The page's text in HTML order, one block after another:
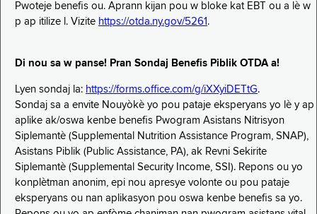
Pwoteje benefis ou. Aprann kijan pou w bloke kat EBT ou a lè w
p ap itilize l. Vizite https://otda.ny.gov/5261 .
Di nou sa w panse! Pran Sondaj Benefis Piblik OTDA a!
Lyen sondaj la: https://forms.office.com/g/iXXyiDETtG.
Sondaj sa a envite Nouyòkè yo pou pataje eksperyans yo lè y ap
aplike ak/oswa kenbe benefis Pwogram Asistans Nitrisyon
Siplemantè (Supplemental Nutrition Assistance Program, SNAP),
Asistans Piblik (Public Assistance, PA), ak Revni Sekirite
Siplemantè (Supplemental Security Income, SSI). Repons ou yo
konplètman anonim, epi nou apresye volonte ou pou pataje
eksperyans ou nan aplikasyon pou oswa kenbe benefis sa yo.